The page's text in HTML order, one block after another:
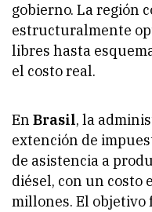
gobierno. La región
estructuralmente
libres hasta
el costo real.
En Brasil, la
extención de
de asistencia a
diésel, con un costo
millones. El